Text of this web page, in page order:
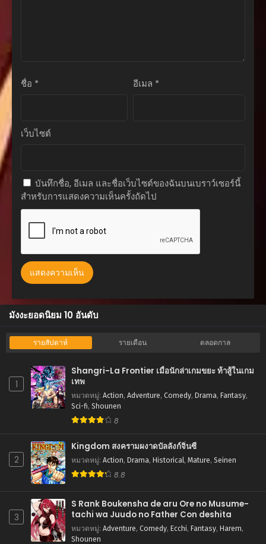
ตอนที่ 154
สิงหาคม 21, 2025
ตอนที่ 151
สิงหาคม 21, 2025
ตอนที่ 150
ตอนที่ 149
ตอนที่ 148
สิงหาคม 21, 2025
ตอนที่ 147
ตอนที่ 146
สิงหาคม 21, 2025
สิงหาคม 21, 2025
ตอนที่ 144
สิงหาคม 21, 2025
ตอนที่ 143
สิงหาคม 21, 2025
ตอนที่ 142
สิงหาคม 21, 2025
ชื่อ * อีเมล *
เว็บไซต์
บันทึกชื่อ, อีเมล และชื่อเว็บไซต์ของฉันบนเบราว์เซอร์นี้
สำหรับการแสดงความเห็นครั้งถัดไป
มังงะยอดนิยม 10 อันดับ
รายสัปดาห์ รายเดือน ตลอดกาล
1
Shangri-La Frontier เมื่อนักล่าเกมขยะ ท้าสู้ในเกม
เทพ
หมวดหมู่: Action, Adventure, Comedy, Drama, Fantasy,
Sci-fi, Shounen
8
2
Kingdom สงครามผงาดบัลลังก์จิ๋นซี
หมวดหมู่: Action, Drama, Historical, Mature, Seinen
8.8
3
S Rank Boukensha de aru Ore no Musume-
tachi wa Juudo no Father Con deshita
หมวดหมู่: Adventure, Comedy, Ecchi, Fantasy, Harem,
Shounen